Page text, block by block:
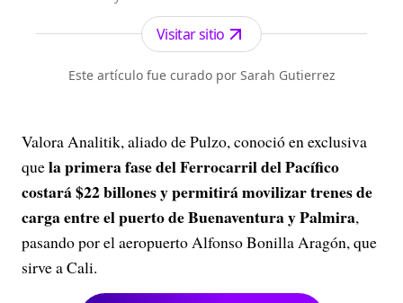
Visitar sitio
Este artículo fue curado por Sarah Gutierrez
Valora Analitik, aliado de Pulzo, conoció en exclusiva
quela primera fase del Ferrocarril del Pacífico
costará $22 billones y permitirá movilizar trenes de
carga entre el puerto de Buenaventura y Palmira,
pasando por el aeropuerto Alfonso Bonilla Aragón, que
sirve a Cali.